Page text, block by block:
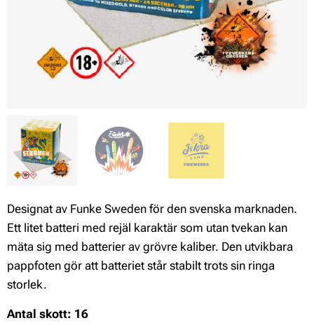
Designat av Funke Sweden för den svenska marknaden.
Ett litet batteri med rejäl karaktär som utan tvekan kan
mäta sig med batterier av grövre kaliber. Den utvikbara
pappfoten gör att batteriet står stabilt trots sin ringa
storlek.
Antal skott: 16